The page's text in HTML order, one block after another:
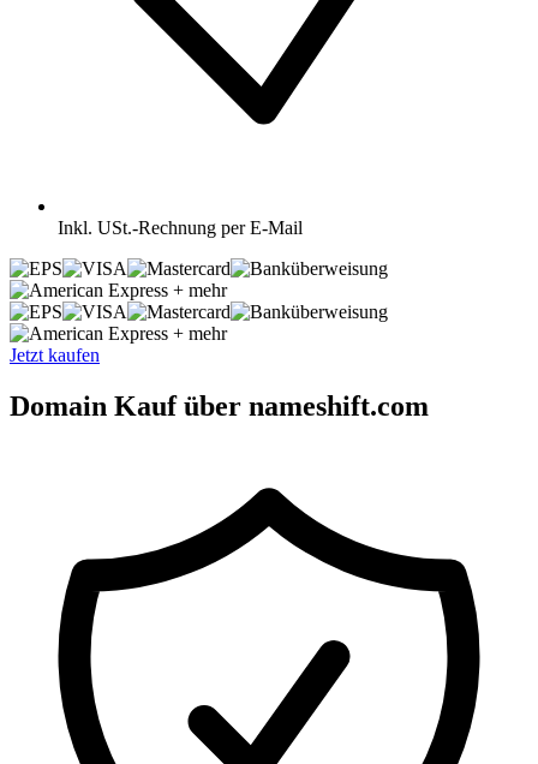
Inkl. USt.-Rechnung per E-Mail
+ mehr
+ mehr
Jetzt kaufen
Domain Kauf über nameshift.com